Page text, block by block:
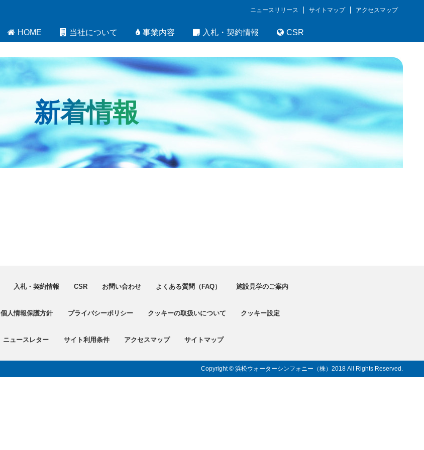
ニュースリリース サイトマップ アクセスマップ
HOME 当社について 事業内容 入札・契約情報 CSR
新着情報
入札・契約情報 CSR お問い合わせ よくある質問（FAQ） 施設見学のご案内
個人情報保護方針 プライバシーポリシー クッキーの取扱いについて クッキー設定
ニュースレター サイト利用条件 アクセスマップ サイトマップ
Copyright © 浜松ウォーターシンフォニー（株） 2018 All Rights Reserved.